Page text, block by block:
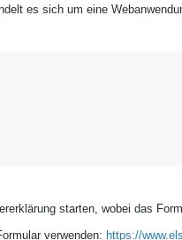
es sich um eine
starten, wobei das
verwenden: https://